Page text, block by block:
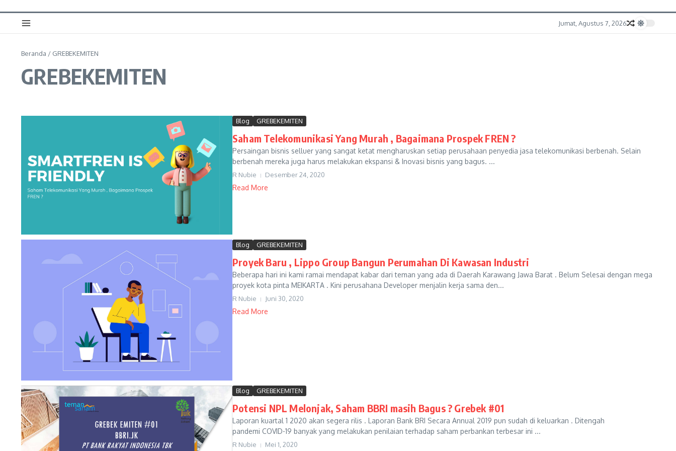
Jumat, Agustus 7, 2026
Beranda / GREBEKEMITEN
GREBEKEMITEN
Blog GREBEKEMITEN
Saham Telekomunikasi Yang Murah , Bagaimana Prospek FREN ?
Persaingan bisnis selluer yang sangat ketat mengharuskan setiap perusahaan penyedia jasa telekomunikasi berbenah. Selain
berbenah mereka juga harus melakukan ekspansi & Inovasi bisnis yang bagus. ...
R Nubie Desember 24, 2020
Read More
Blog GREBEKEMITEN
Proyek Baru , Lippo Group Bangun Perumahan Di Kawasan Industri
Beberapa hari ini kami ramai mendapat kabar dari teman yang ada di Daerah Karawang Jawa Barat . Belum Selesai dengan mega
proyek kota pinta MEIKARTA . Kini perusahana Developer menjalin kerja sama den...
R Nubie Juni 30, 2020
Read More
Blog GREBEKEMITEN
Potensi NPL Melonjak, Saham BBRI masih Bagus ? Grebek #01
Laporan kuartal 1 2020 akan segera rilis . Laporan Bank BRI Secara Annual 2019 pun sudah di keluarkan . Ditengah
pandemi COVID-19 banyak yang melakukan penilaian terhadap saham perbankan terbesar ini ...
R Nubie Mei 1, 2020